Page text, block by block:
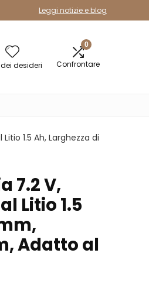
Leggi notizie e blog
desideri
0
Confrontare
1.5 Ah, Larghezza di
7.2 V,
Litio 1.5
Adatto al